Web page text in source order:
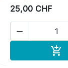
25,00 CHF

